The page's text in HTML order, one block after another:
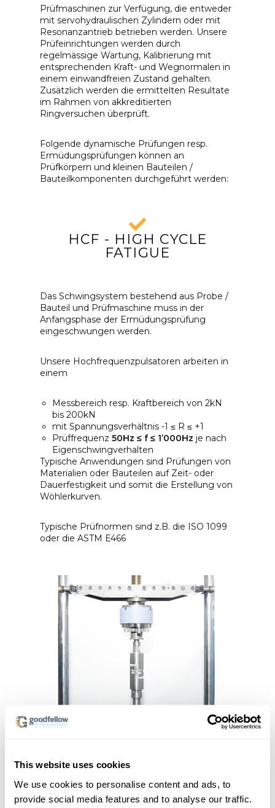
This website uses cookies
We use cookies to personalise content and ads, to
provide social media features and to analyse our traffic.
Prüfmaschinen zur Verfügung, die entweder
mit servohydraulischen Zylindern oder mit
Resonanzantrieb betrieben werden. Unsere
Prüfeinrichtungen werden durch
regelmässige Wartung, Kalibrierung mit
entsprechenden Kraft- und Wegnormalen in
einem einwandfreien Zustand gehalten.
Zusätzlich werden die ermittelten Resultate
im Rahmen von akkreditierten
Ringversuchen überprüft.
Folgende dynamische Prüfungen resp.
Ermüdungsprüfungen können an
Prüfkörpern und kleinen Bauteilen /
Bauteilkomponenten durchgeführt werden:
HCF - HIGH CYCLE
FATIGUE
Das Schwingsystem bestehend aus Probe /
Bauteil und Prüfmaschine muss in der
Anfangsphase der Ermüdungsprüfung
eingeschwungen werden.
Unsere Hochfrequenzpulsatoren arbeiten in
einem
Messbereich resp. Kraftbereich von 2kN
bis 200kN
mit Spannungsverhältnis -1 ≤ R ≤ +1
Prüffrequenz 50Hz ≤ f ≤ 1’000Hz je nach
Eigenschwingverhalten
Typische Anwendungen sind Prüfungen von
Materialien oder Bauteilen auf Zeit- oder
Dauerfestigkeit und somit die Erstellung von
Wöhlerkurven.
Typische Prüfnormen sind z.B. die ISO 1099
oder die ASTM E466